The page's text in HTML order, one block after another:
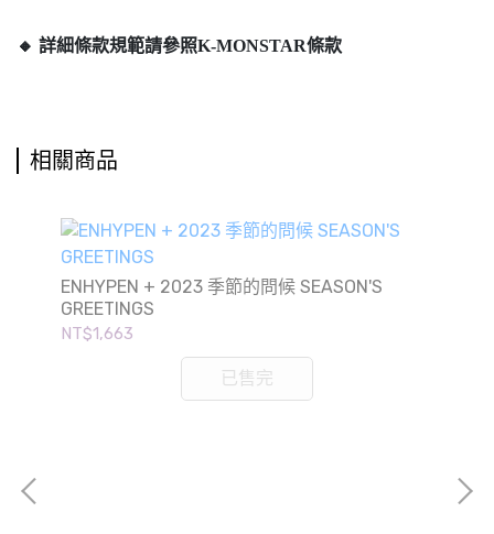
🔸 詳細條款規範請參照K-MONSTAR條款
相關商品
ENHYPEN + 2023 季節的問候 SEASON'S
GREETINGS
NT$1,663
已售完